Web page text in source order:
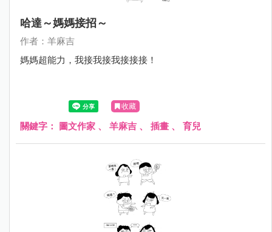
哈達～媽媽接招～
作者：羊麻吉
媽媽超能力，我接我接我接接接！
收藏
關鍵字： 圖文作家 、 羊麻吉 、 插畫 、 育兒